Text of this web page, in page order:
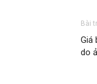
Bài
Giá
do